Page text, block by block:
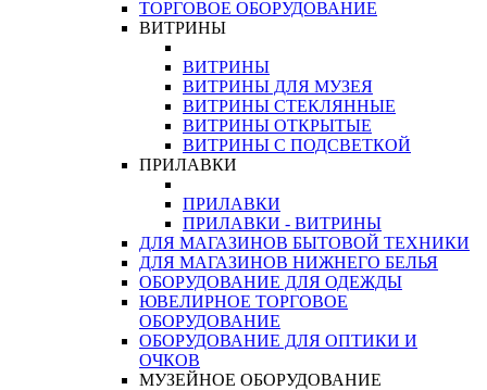
ТОРГОВОЕ ОБОРУДОВАНИЕ
ВИТРИНЫ
ВИТРИНЫ
ВИТРИНЫ ДЛЯ МУЗЕЯ
ВИТРИНЫ СТЕКЛЯННЫЕ
ВИТРИНЫ ОТКРЫТЫЕ
ВИТРИНЫ С ПОДСВЕТКОЙ
ПРИЛАВКИ
ПРИЛАВКИ
ПРИЛАВКИ - ВИТРИНЫ
ДЛЯ МАГАЗИНОВ БЫТОВОЙ ТЕХНИКИ
ДЛЯ МАГАЗИНОВ НИЖНЕГО БЕЛЬЯ
ОБОРУДОВАНИЕ ДЛЯ ОДЕЖДЫ
ЮВЕЛИРНОЕ ТОРГОВОЕ
ОБОРУДОВАНИЕ
ОБОРУДОВАНИЕ ДЛЯ ОПТИКИ И
ОЧКОВ
МУЗЕЙНОЕ ОБОРУДОВАНИЕ